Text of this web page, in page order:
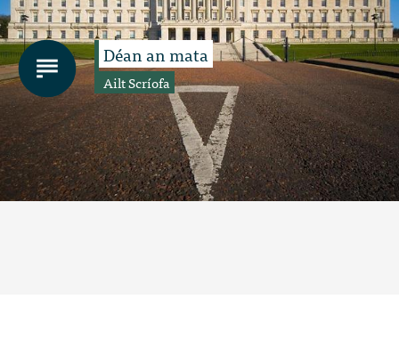
Déan an mata
Ailt Scríofa